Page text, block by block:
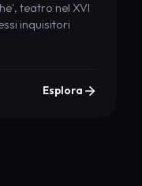
teatro nel XVI
inquisitori
Esplora